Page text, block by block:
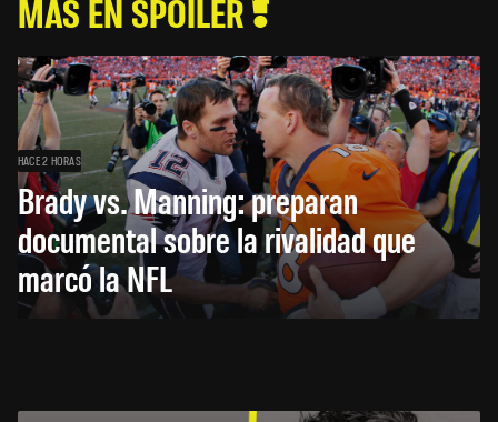
MÁS EN SPOILER
HACE 2 HORAS
Brady vs. Manning: preparan
documental sobre la rivalidad que
marcó la NFL